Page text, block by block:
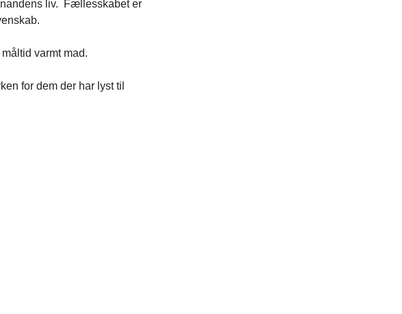
liv. Fællesskabet er
varmt mad.
for dem der har lyst til